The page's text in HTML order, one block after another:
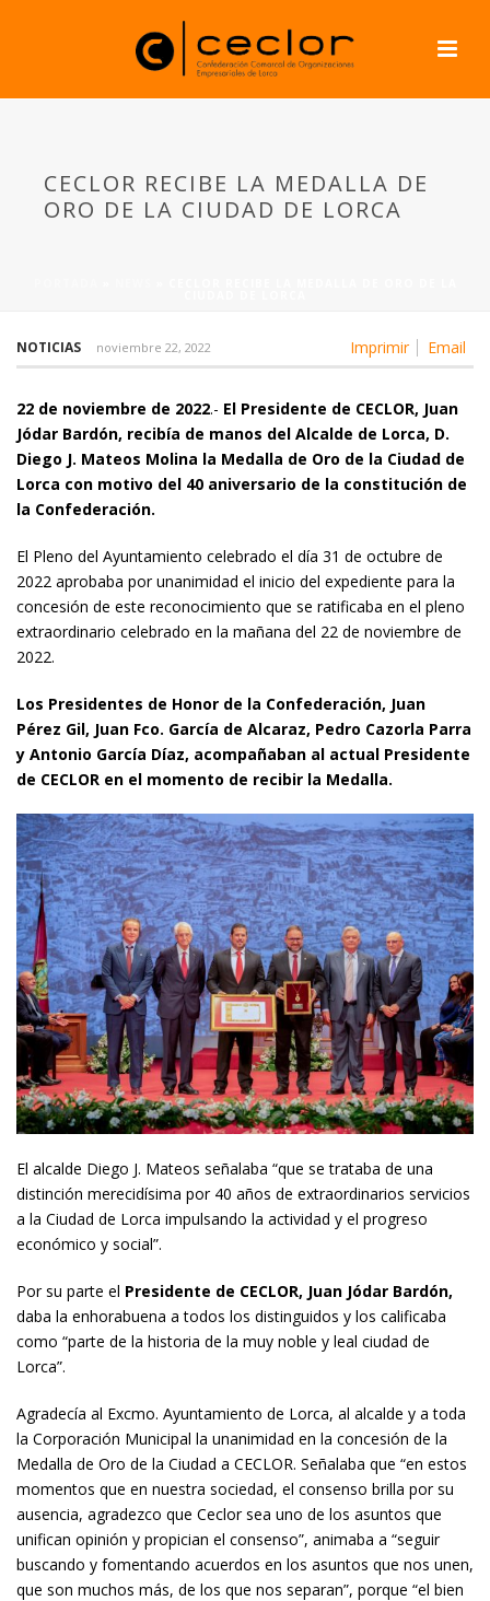
CECLOR RECIBE LA MEDALLA DE
ORO DE LA CIUDAD DE LORCA
Imprimir Email
NOTICIAS noviembre 22, 2022
22 de noviembre de 2022.- El Presidente de CECLOR, Juan
Jódar Bardón, recibía de manos del Alcalde de Lorca, D.
Diego J. Mateos Molina la Medalla de Oro de la Ciudad de
Lorca con motivo del 40 aniversario de la constitución de
la Confederación.
El Pleno del Ayuntamiento celebrado el día 31 de octubre de
2022 aprobaba por unanimidad el inicio del expediente para la
concesión de este reconocimiento que se ratificaba en el pleno
extraordinario celebrado en la mañana del 22 de noviembre de
2022.
Los Presidentes de Honor de la Confederación, Juan
Pérez Gil, Juan Fco. García de Alcaraz, Pedro Cazorla Parra
y Antonio García Díaz, acompañaban al actual Presidente
de CECLOR en el momento de recibir la Medalla.
El alcalde Diego J. Mateos señalaba “que se trataba de una
distinción merecidísima por 40 años de extraordinarios servicios
a la Ciudad de Lorca impulsando la actividad y el progreso
económico y social”.
Por su parte el Presidente de CECLOR, Juan Jódar Bardón,
daba la enhorabuena a todos los distinguidos y los calificaba
como “parte de la historia de la muy noble y leal ciudad de
Lorca”.
Agradecía al Excmo. Ayuntamiento de Lorca, al alcalde y a toda
la Corporación Municipal la unanimidad en la concesión de la
Medalla de Oro de la Ciudad a CECLOR. Señalaba que “en estos
momentos que en nuestra sociedad, el consenso brilla por su
ausencia, agradezco que Ceclor sea uno de los asuntos que
unifican opinión y propician el consenso”, animaba a “seguir
buscando y fomentando acuerdos en los asuntos que nos unen,
que son muchos más, de los que nos separan”, porque “el bien